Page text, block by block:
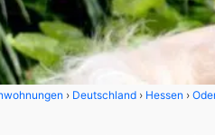
Deutschland Hessen